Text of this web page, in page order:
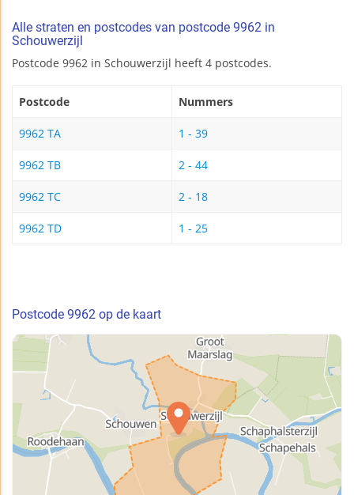
Alle straten en postcodes van postcode 9962 in
Schouwerzijl
Postcode 9962 in Schouwerzijl heeft 4 postcodes.
Postcode Nummers
9962 TA 1 - 39
9962 TB 2 - 44
9962 TC 2 - 18
9962 TD 1 - 25
Postcode 9962 op de kaart